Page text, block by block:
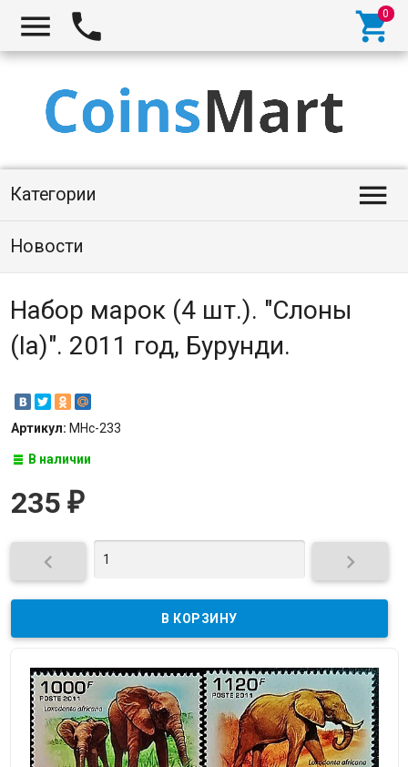
  
Категории 
Новости
Набор марок (4 шт.). "Слоны
(Ia)". 2011 год, Бурунди.
Артикул: МНс-233
В наличии
235 ₽
 